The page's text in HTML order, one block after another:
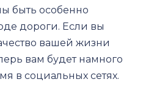
быть особенно
дороги. Если вы
вашей жизни
вам будет намного
в социальных сетях.